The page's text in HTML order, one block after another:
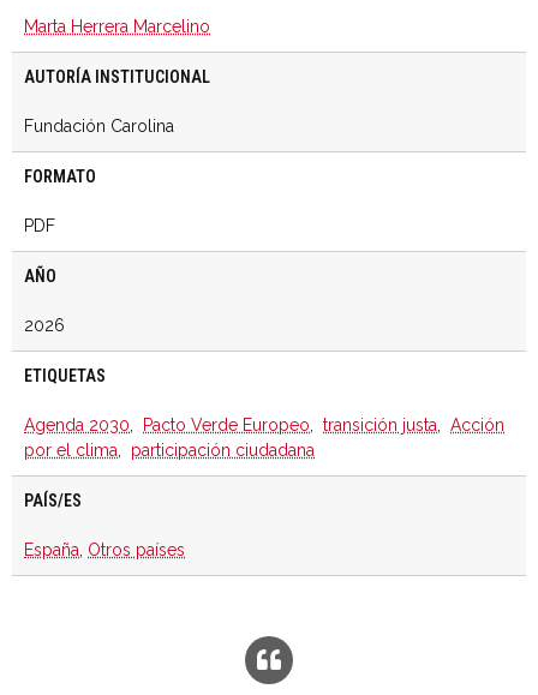
Marta Herrera Marcelino
AUTORÍA INSTITUCIONAL
Fundación Carolina
FORMATO
PDF
AÑO
2026
ETIQUETAS
Agenda 2030 Pacto Verde Europeo transición justa
Acción
por el clima
participación ciudadana
PAÍS/ES
España Otros países